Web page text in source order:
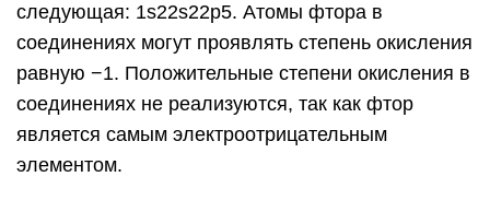
следующая: 1s22s22p5. Атомы фтора в
соединениях могут проявлять степень окисления
равную −1. Положительные степени окисления в
соединениях не реализуются, так как фтор
является самым электроотрицательным
элементом.